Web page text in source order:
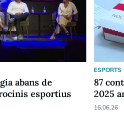
abans de
esportius
ESPORTS
87
2025
16.06.26